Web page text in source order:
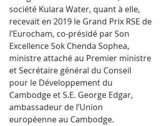
société Kulara Water, quant à elle,
recevait en 2019 le Grand Prix RSE de
l’Eurocham, co-présidé par Son
Excellence Sok Chenda Sophea,
ministre attaché au Premier ministre
et Secrétaire général du Conseil
pour le Développement du
Cambodge et S.E. George Edgar,
ambassadeur de l’Union
européenne au Cambodge.